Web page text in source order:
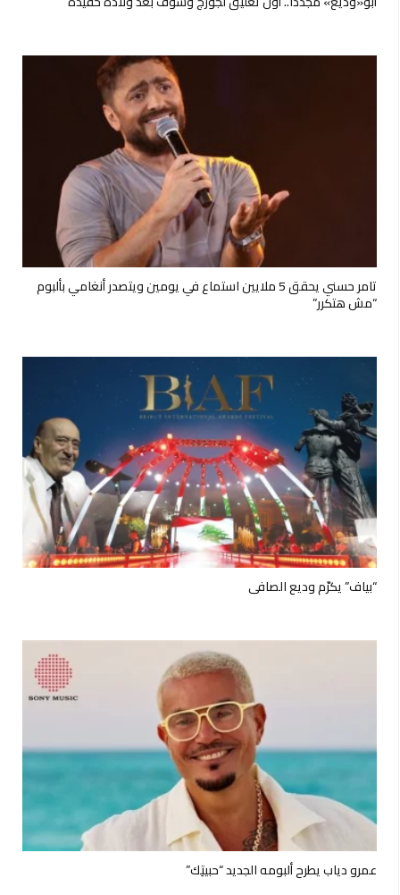
تامر حسني يحقق 5 ملايين استماع في يومين ويتصدر أنغامي بألبوم
“مش هتكرر”
“بياف” يكرّم وديع الصافي
عمرو دياب يطرح ألبومه الجديد “حبيتِك”